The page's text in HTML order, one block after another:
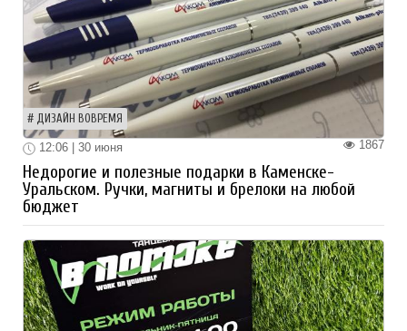
ДИЗАЙН ВОВРЕМЯ
1867
12:06 | 30 июня
Недорогие и полезные подарки в Каменске-
Уральском. Ручки, магниты и брелоки на любой
бюджет